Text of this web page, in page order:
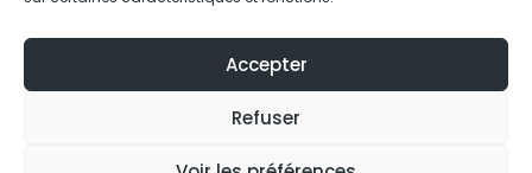
Accepter
Refuser
Mentions légales
confidentialité